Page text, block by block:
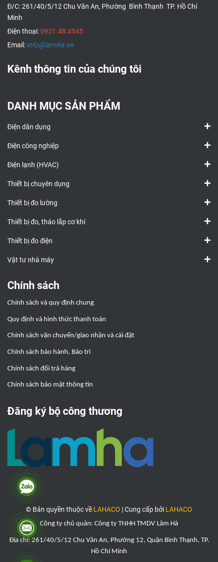
Đ/C: 261/40/5/12 Chu Văn An, Phường Bình Thạnh TP. Hồ Chí
Minh
Điện thoại:0931.48.4545
Email: info@lamha.vn
Kênh thông tin của chúng tôi
DANH MỤC SẢN PHẨM
Điện dân dụng
Điện công nghiệp
Điện lạnh (HVAC)
Thiết bị chuyên dụng
Thiết bị đo lường
Thiết bị đo, tháo lắp cơ khí
Thiết bị đo điện
Vật tư nhà máy
Chính sách
Chính sách và quy định chung
Quy định và hình thức thanh toán
Chính sách vận chuyển/giao nhận và cài đặt
Chính sách bảo hành, Bảo trì
Chính sách đổi trả hàng
Chính sách bảo mật thông tin
Đăng ký bộ công thương
© Bản quyền thuộc về LAHACO |Cung cấp bởi LAHACO
Công ty chủ quản: Công ty TNHH TMDV Lâm Hà
Địa chỉ: 261/40/5/12 Chu Văn An, Phường 12, Quận Bình Thạnh, TP.
Hồ Chí Minh